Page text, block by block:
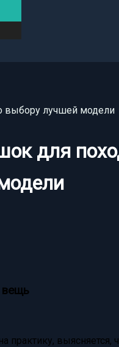
выбору лучшей модели
для
вещь
практику, выясняется,